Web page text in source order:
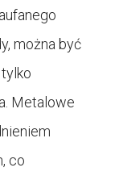
można być
Metalowe
co